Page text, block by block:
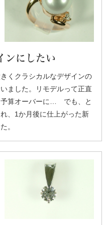
ンにしたい
くクラシカルなデザインの
ました。リモデルって正直
予算オーバーに… でも、と
、1か月後に仕上がった新
。